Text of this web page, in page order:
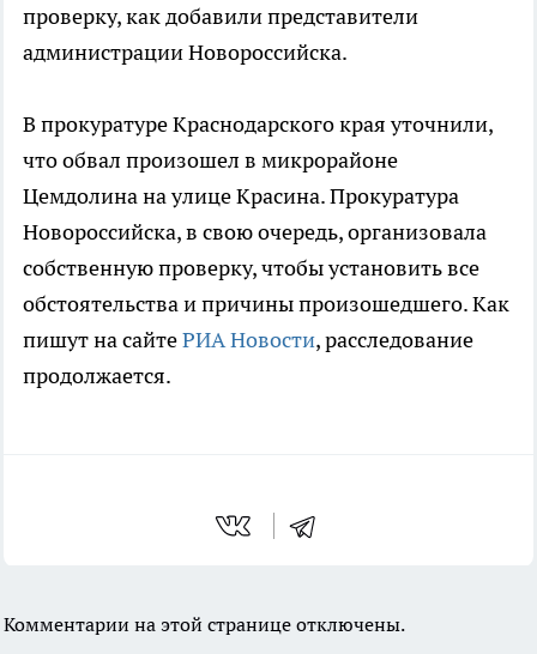
проверку, как добавили представители
администрации Новороссийска.
В прокуратуре Краснодарского края уточнили,
что обвал произошел в микрорайоне
Цемдолина на улице Красина. Прокуратура
Новороссийска, в свою очередь, организовала
собственную проверку, чтобы установить все
обстоятельства и причины произошедшего. Как
пишут на сайтеРИА Новости, расследование
продолжается.
Комментарии на этой странице отключены.